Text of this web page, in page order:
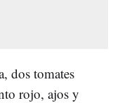
dos tomates
rojo, ajos y